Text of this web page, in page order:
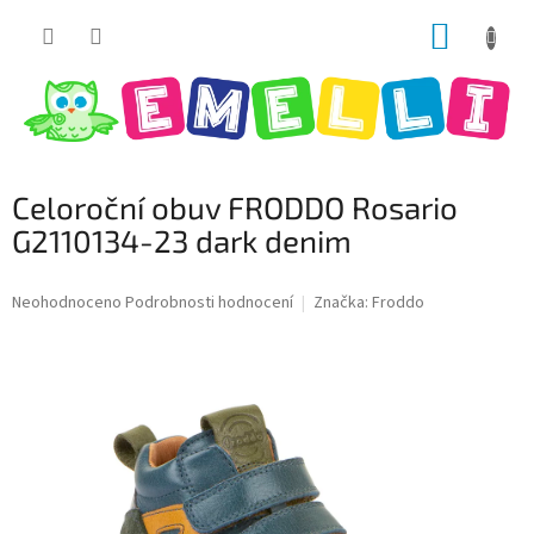
Celoroční obuv FRODDO Rosario
G2110134-23 dark denim
Průměrné
Neohodnoceno Podrobnosti hodnocení Značka: Froddo